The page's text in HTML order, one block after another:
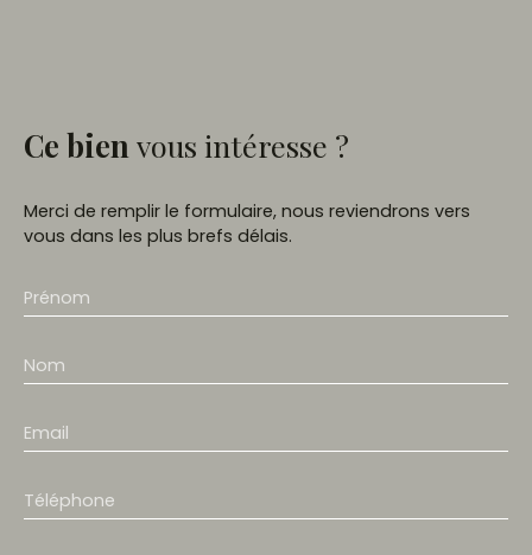
Ce bien vous intéresse ?
Merci de remplir le formulaire, nous reviendrons vers
vous dans les plus brefs délais.
Prénom
Nom
Email
Téléphone